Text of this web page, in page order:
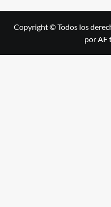
Copyright © Todos los
por AF